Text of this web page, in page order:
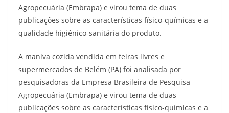
Agropecuária (Embrapa) e virou tema de duas
publicações sobre as características físico-químicas e a
qualidade higiênico-sanitária do produto.
A maniva cozida vendida em feiras livres e
supermercados de Belém (PA) foi analisada por
pesquisadoras da Empresa Brasileira de Pesquisa
Agropecuária (Embrapa) e virou tema de duas
publicações sobre as características físico-químicas e a